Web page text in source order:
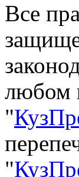
Все
любом
"
"